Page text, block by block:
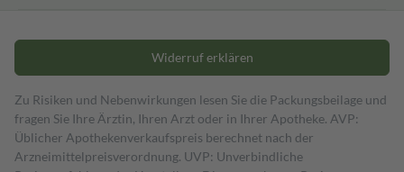
Widerruf erklären
Zu Risiken und Nebenwirkungen lesen Sie die Packungsbeilage und
fragen Sie Ihre Ärztin, Ihren Arzt oder in Ihrer Apotheke. AVP:
Üblicher Apothekenverkaufspreis berechnet nach der
Arzneimittelpreisverordnung. UVP: Unverbindliche